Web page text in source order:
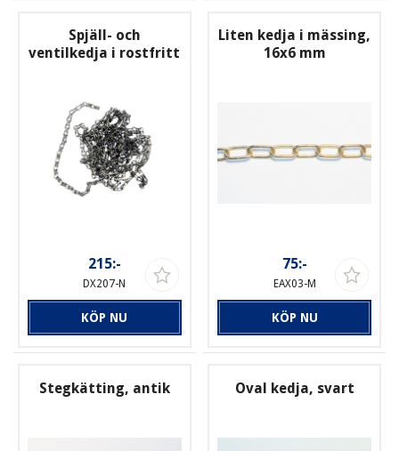
Spjäll- och
ventilkedja i rostfritt
215:-
DX207-N
KÖP NU
Liten kedja i mässing,
16x6 mm
75:-
EAX03-M
KÖP NU
Stegkätting, antik Oval kedja, svart